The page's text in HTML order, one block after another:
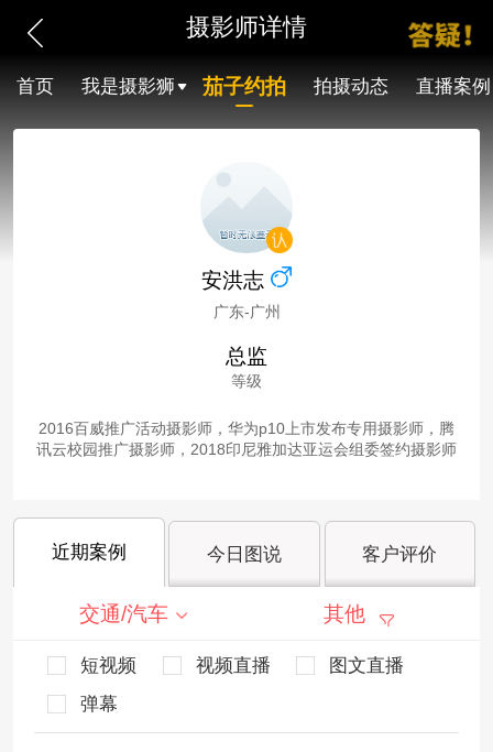
摄影师详情
首页 我是摄影狮 茄子约拍 拍摄动态 直播案例
安洪志
广东-广州
总监
等级
2016百威推广活动摄影师，华为p10上市发布专用摄影师，腾
讯云校园推广摄影师，2018印尼雅加达亚运会组委签约摄影师
近期案例 今日图说 客户评价
交通/汽车 其他
短视频 视频直播
图文直播
弹幕